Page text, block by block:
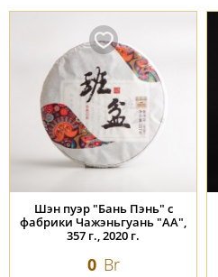
Шэн пуэр "Бань Пэнь" с
фабрики Чажэньгуань "АА",
357 г., 2020 г.
0 Br